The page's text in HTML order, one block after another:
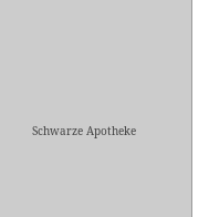
Schwarze Apotheke